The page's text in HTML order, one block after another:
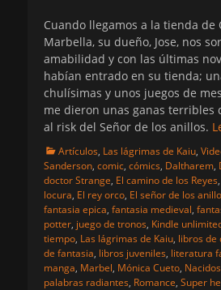
Cuando llegamos a la tienda de
Marbella, su dueño, Jose, nos
amabilidad y con las últimas
habían entrado en su tienda;
chulísimas y unos juegos de
me dieron unas ganas terribles
al risk del Señor de los anillos.
Categorias
Artículos, Las lágrimas de Kaiu,
Sanderson, comic, cómics, Daltharem,
doctor Strange, El camino de los Reyes,
locura, El rey orco, El señor de los
fantasia epica, fantasia medieval,
potter, juego de tronos, Kindle
tiempo, Las lágrimas de Kaiu, libros de
de fantasia, libros juveniles, literatura
manga, Marbel, Mónica Cueto,
palabras radiantes, Romance, Super